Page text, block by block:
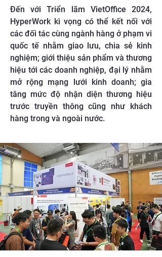
Đến với Triển lãm VietOffice 2024,
HyperWork kì vọng có thể kết nối với
các đối tác cùng ngành hàng ở phạm vi
quốc tế nhằm giao lưu, chia sẻ kinh
nghiệm; giới thiệu sản phẩm và thương
hiệu tới các doanh nghiệp, đại lý nhằm
mở rộng mạng lưới kinh doanh; gia
tăng mức độ nhận diện thương hiệu
trước truyền thông cũng như khách
hàng trong và ngoài nước.